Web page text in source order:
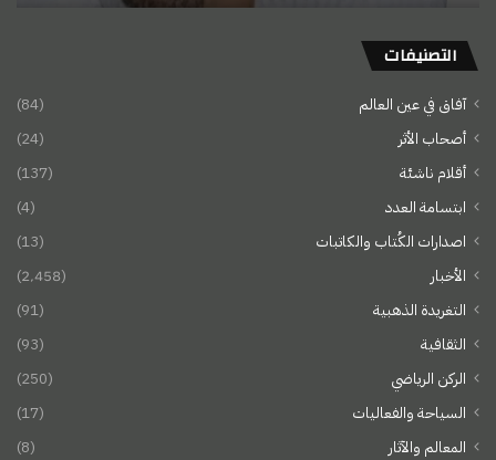
التصنيفات
آفاق في عين العالم
(84)
أصحاب الأثر
(24)
أقلام ناشئة
(137)
ابتسامة العدد
(4)
اصدارات الكُتاب والكاتبات
(13)
الأخبار
(2٬458)
التغريدة الذهبية
(91)
الثقافية
(93)
الركن الرياضي
(250)
السياحة والفعاليات
(17)
المعالم والآثار
(8)